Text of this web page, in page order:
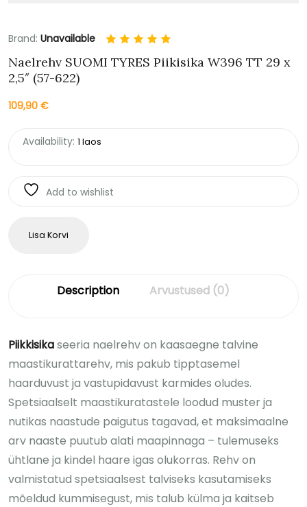
Brand: Unavailable
Naelrehv SUOMI TYRES Piikisika W396 TT 29 x
2,5″ (57-622)
109,90 €
Availability: 1 laos
Add to wishlist
Lisa Korvi
Description Arvustused (0)
Piikkisikaseeria naelrehv on kaasaegne talvine
maastikurattarehv, mis pakub tipptasemel
haarduvust ja vastupidavust karmides oludes.
Spetsiaalselt maastikuratastele loodud muster ja
nutikas naastude paigutus tagavad, et maksimaalne
arv naaste puutub alati maapinnaga – tulemuseks
ühtlane ja kindel haare igas olukorras. Rehv on
valmistatud spetsiaalsest talviseks kasutamiseks
mõeldud kummisegust, mis talub külma ja kaitseb